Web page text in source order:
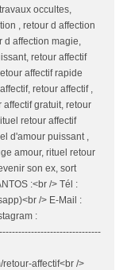
occultes,
, retour d affection
affection magie,
retour affectif
affectif rapide
retour affectif ,
gratuit, retour
retour affectif
d'amour puissant ,
amour, rituel retour
son ex, sort
:<br /> Tél :
/> E-Mail :
:
affectif<br />